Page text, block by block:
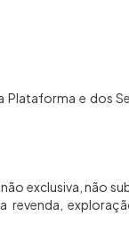
Plataforma e dos
exclusiva, não
revenda,